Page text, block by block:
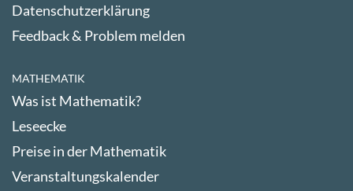
Datenschutzerklärung
Feedback & Problem melden
MATHEMATIK
Was ist Mathematik?
Leseecke
Preise in der Mathematik
Veranstaltungskalender